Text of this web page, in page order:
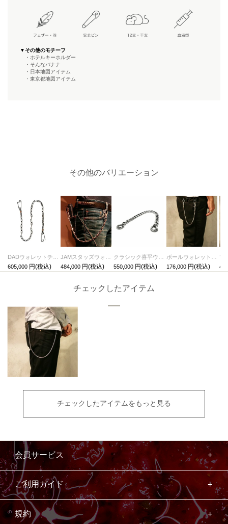
▼その他のモチーフ
・ホテルキーホルダー
・そんなバナナ
・日本地図アイテム
・東京都地図アイテム
その他のバリエーション
605,000
484,000
550,000
176,000
チェックしたアイテム
チェックしたアイテムをもっと見る
会員サービス
ご利用ガイド
規約